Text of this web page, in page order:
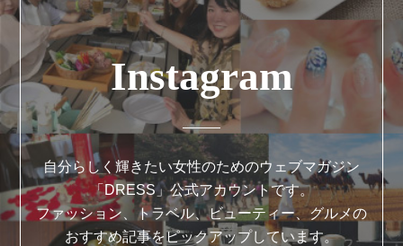
Instagram
自分らしく輝きたい女性のためのウェブマガジン
「DRESS」公式アカウントです。
ファッション、トラベル、ビューティー、グルメの
おすすめ記事をピックアップしています。